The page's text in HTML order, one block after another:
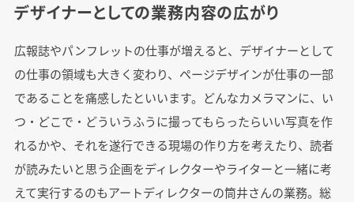
デザイナーとしての業務内容の広がり
広報誌やパンフレットの仕事が増えると、デザイナーとして
の仕事の領域も大きく変わり、ページデザインが仕事の一部
であることを痛感したといいます。どんなカメラマンに、い
つ・どこで・どういうふうに撮ってもらったらいい写真を作
れるかや、それを遂行できる現場の作り方を考えたり、読者
が読みたいと思う企画をディレクターやライターと一緒に考
えて実行するのもアートディレクターの筒井さんの業務。総